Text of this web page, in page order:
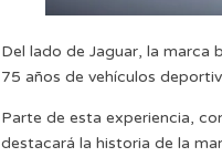
Del lado de Jaguar, la marca
75 años de vehículos
Parte de esta experiencia,
destacará la historia de la